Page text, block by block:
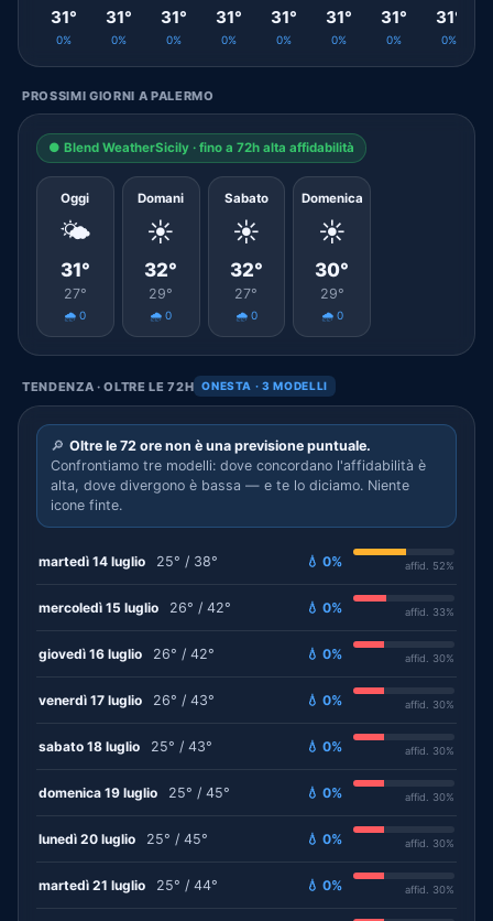
31°
0%
31°
0%
31°
0%
31°
0%
31°
0%
31°
0%
31°
0%
31°
0%
PROSSIMI GIORNI A PALERMO
● Blend WeatherSicily · fino a 72h alta affidabilità
Oggi
🌤️
31°
27°
🌧️ 0
Domani
☀️
32°
29°
🌧️ 0
Sabato
☀️
32°
27°
🌧️ 0
Domenica
☀️
30°
29°
🌧️ 0
TENDENZA · OLTRE LE 72H ONESTA · 3 MODELLI
🔎 Oltre le 72 ore non è una previsione puntuale.
Confrontiamo tre modelli: dove concordano l'affidabilità è
alta, dove divergono è bassa — e te lo diciamo. Niente
icone finte.
martedì 14 luglio 25° / 38° 💧 0% affid. 52%
mercoledì 15 luglio 26° / 42° 💧 0% affid. 33%
giovedì 16 luglio 26° / 42° 💧 0% affid. 30%
venerdì 17 luglio 26° / 43° 💧 0% affid. 30%
sabato 18 luglio 25° / 43° 💧 0% affid. 30%
domenica 19 luglio 25° / 45° 💧 0% affid. 30%
lunedì 20 luglio 25° / 45° 💧 0% affid. 30%
martedì 21 luglio 25° / 44° 💧 0% affid. 30%